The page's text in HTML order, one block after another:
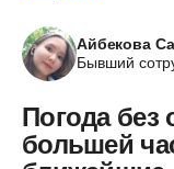
Айбекова
Бывший
Погода без
большей